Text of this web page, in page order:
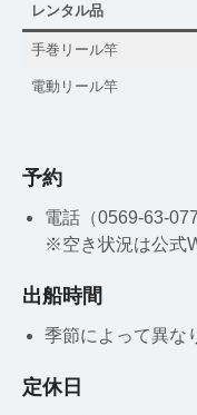
レンタル品
手巻リール竿
電動リール竿
予約
電話（0569-63-
※空き状況は公式
出船時間
季節によって異な
定休日